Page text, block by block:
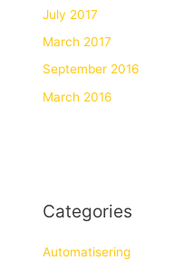
July 2017
March 2017
September 2016
March 2016
Categories
Automatisering